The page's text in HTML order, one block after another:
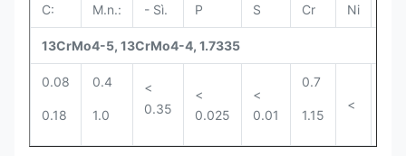
C: M.n.: - Sì. P S Cr Ni
13CrMo4-5, 13CrMo4-4, 1.7335
0.08
0.18
0.4
1.0
<
0.35
<
0.025
<
0.01
0.7
1.15
<